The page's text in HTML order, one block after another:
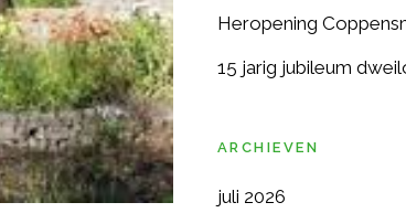
Heropening
15 jarig jubileum
ARCHIEVEN
juli 2026